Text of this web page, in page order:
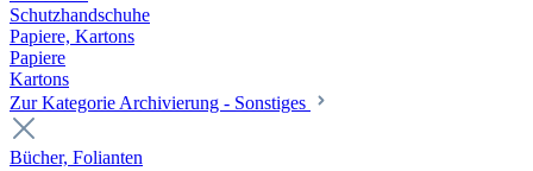
Schutzhandschuhe
Papiere, Kartons
Papiere
Kartons
Zur Kategorie Archivierung - Sonstiges
Bücher, Folianten